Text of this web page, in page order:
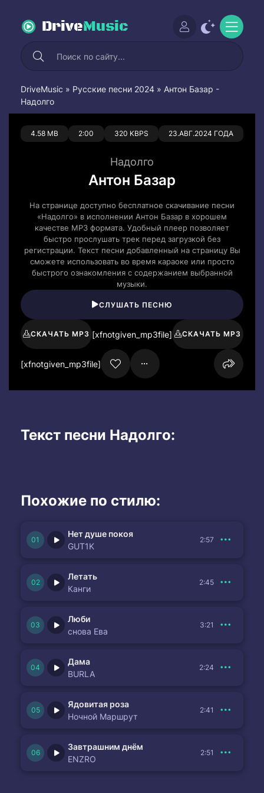
DriveMusic
DriveMusic » Русские песни 2024 » Антон Базар -
Надолго
4.58 MB 2:00 320 KBPS 23.АВГ.2024 ГОДА
0 0
Надолго
Антон Базар
На странице доступно бесплатное скачивание песни
«Надолго» в исполнении Антон Базар в хорошем
качестве MP3 формата. Удобный плеер позволяет
быстро прослушать трек перед загрузкой без
регистрации. Текст песни добавленный на страницу Вы
сможете использовать во время караоке или просто
быстрого ознакомления с содержанием выбранной
музыки.
СЛУШАТЬ ПЕСНЮ
СКАЧАТЬ MP3 [xfnotgiven_mp3file] СКАЧАТЬ MP3
[xfnotgiven_mp3file]
Текст песни Надолго:
Похожие по стилю:
Нет душе покоя
GUT1K
2:57
Летать
Канги
2:45
Люби
снова Ева
3:21
Дама
BURLA
2:24
Ядовитая роза
Ночной Маршрут
2:41
Завтрашним днём
ENZRO
2:51